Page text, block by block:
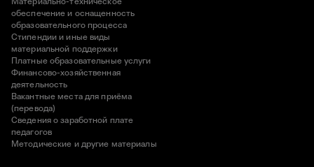
обеспечение и оснащенность
образовательного процесса
Стипендии и иные виды
материальной поддержки
Платные образовательные услуги
Финансово-хозяйственная
деятельность
Вакантные места для приёма
(перевода)
Сведения о заработной плате
педагогов
Методические и другие материалы